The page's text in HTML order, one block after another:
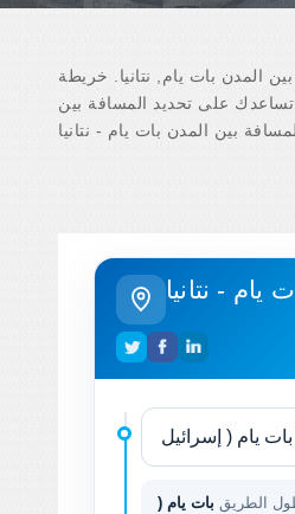
المدن بات يام, نتانيا. خريطة
تساعدك على تحديد المسافة بين
يام - نتانيا
الطريق بات يام (